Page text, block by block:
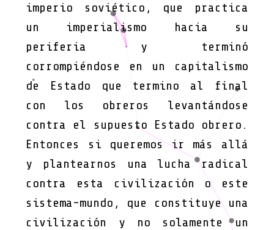
imperio soviético, que practica
un imperialismo hacia su
periferia y terminó
corrompiéndose en un capitalismo
de Estado que termino al final
con los obreros levantándose
contra el supuesto Estado obrero.
Entonces si queremos ir más allá
y plantearnos una lucha radical
contra esta civilización o este
sistema-mundo, que constituye una
civilización y no solamente un